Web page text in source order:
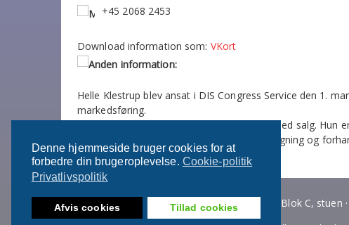
Denne hjemmeside bruger cookies for at
forbedre din brugeroplevelse. Cookie-politik
Privatlivspolitik
Afvis cookies Tillad cookies
+45 2068 2453
Download information som: VKort
Helle Klestrup blev ansat i DIS Congress Service den 1.
markedsføring.
Helle arbejder som senior projektleder og med salg. Hun
IAPCO-kurser med emner som mødeplanlægning og
DIS Congress Service A/S · Lautruphøj 1-3, Blok C, stuen